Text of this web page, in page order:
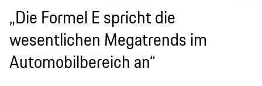
„Die Formel E spricht die
wesentlichen Megatrends im
Automobilbereich an“